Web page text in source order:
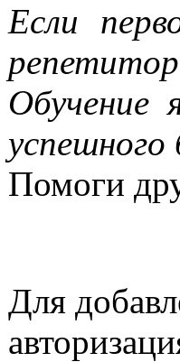
Если
Обучение
успешного
Помоги
Для